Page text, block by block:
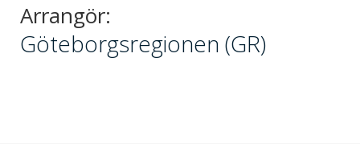
Arrangör:
Göteborgsregionen (GR)